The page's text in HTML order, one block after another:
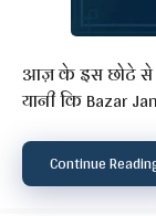
आज़ के इस छोटे
यानी कि Bazar
Continue